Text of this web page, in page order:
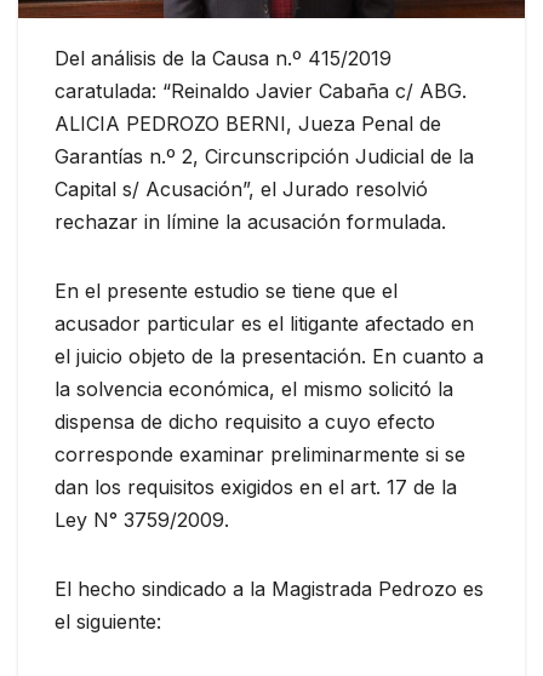
Del análisis de la Causa n.º 415/2019
caratulada: “Reinaldo Javier Cabaña c/ ABG.
ALICIA PEDROZO BERNI, Jueza Penal de
Garantías n.º 2, Circunscripción Judicial de la
Capital s/ Acusación”, el Jurado resolvió
rechazar in límine la acusación formulada.
En el presente estudio se tiene que el
acusador particular es el litigante afectado en
el juicio objeto de la presentación. En cuanto a
la solvencia económica, el mismo solicitó la
dispensa de dicho requisito a cuyo efecto
corresponde examinar preliminarmente si se
dan los requisitos exigidos en el art. 17 de la
Ley N° 3759/2009.
El hecho sindicado a la Magistrada Pedrozo es
el siguiente: